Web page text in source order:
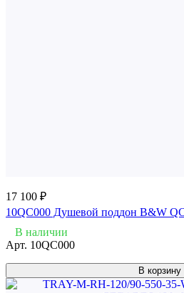
17 100 ₽
10QC000 Душевой поддон B&W
В наличии
Арт. 10QC000
В корзину